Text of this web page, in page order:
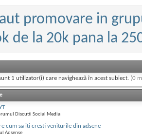
promovare in
de la 20k pana la
1 utilizator(i) care navighează în acest subiect. (0
Discutii Social Media
cum sa iti cresti veniturile din adsene
Adsense